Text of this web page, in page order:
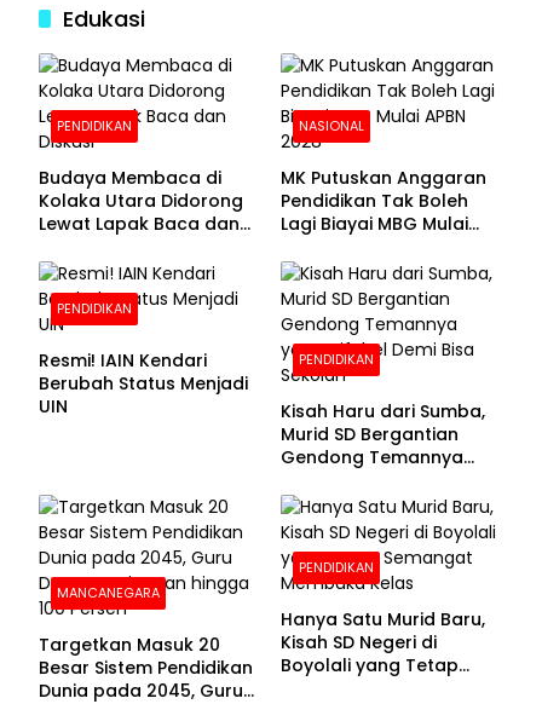
Edukasi
PENDIDIKAN
Budaya Membaca di
Kolaka Utara Didorong
Lewat Lapak Baca dan
NASIONAL
MK Putuskan Anggaran
Pendidikan Tak Boleh
Lagi Biayai MBG Mulai
PENDIDIKAN
Resmi! IAIN Kendari
Berubah Status Menjadi
UIN
PENDIDIKAN
Kisah Haru dari Sumba,
Murid SD Bergantian
Gendong Temannya
Sekolah
MANCANEGARA
Targetkan Masuk 20
Besar Sistem Pendidikan
Dunia pada 2045, Guru
PENDIDIKAN
Hanya Satu Murid Baru,
Kisah SD Negeri di
Boyolali yang Tetap